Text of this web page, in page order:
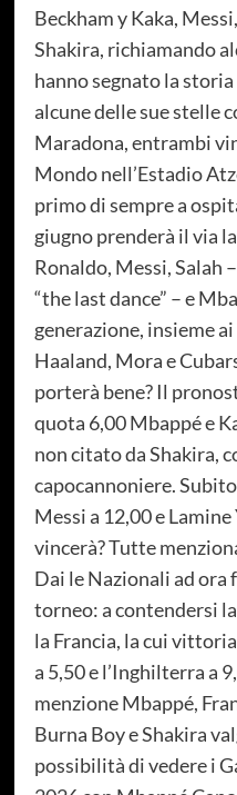
Beckham y Kaka,
Shakira, richiamando
hanno segnato la
alcune delle sue stelle
Maradona, entrambi
Mondo nell’Estadio
primo di sempre a
giugno prenderà il via
Ronaldo, Messi, Salah
“the last dance” – e
generazione, insieme
Haaland, Mora e
porterà bene? Il
quota 6,00 Mbappé e
non citato da Shakira,
capocannoniere.
Messi a 12,00 e
vincerà? Tutte
Dai le Nazionali ad
torneo: a contendersi
la Francia, la cui
a 5,50 e l’Inghilterra a
menzione Mbappé,
Burna Boy e Shakira
possibilità di vedere i